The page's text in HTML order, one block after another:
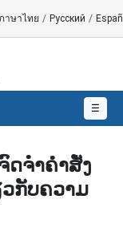
าษาไทย / Русский /
☰
ດຈຳຄຳສັ່ງ
ກັບຄວາມ